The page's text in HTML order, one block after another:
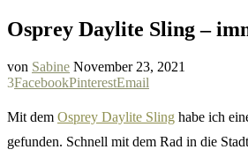
Osprey Daylite Sling –
von Sabine November 23, 2021
3FacebookPinterestEmail
Mit dem Osprey Daylite Sling habe ich
gefunden. Schnell mit dem Rad in die